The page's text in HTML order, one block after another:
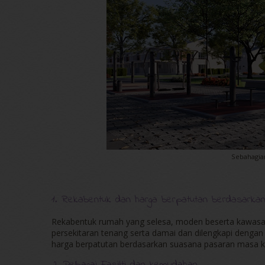
1. Rekabentuk dan harga berpatutan
Rekabentuk rumah yang selesa, moden beserta
persekitaran tenang serta damai dan dilengkapi
harga berpatutan berdasarkan suasana pasaran masa